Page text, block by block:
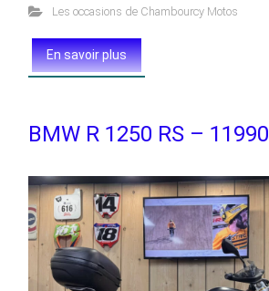
Les occasions de Chambourcy Motos
En savoir plus
BMW R 1250 RS –